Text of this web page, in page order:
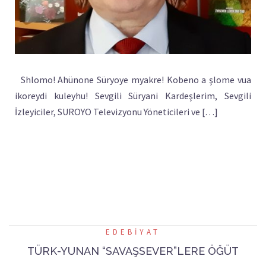
Shlomo! Ahünone Süryoye myakre! Kobeno a şlome vua
ikoreydi kuleyhu! Sevgili Süryani Kardeşlerim, Sevgili
İzleyiciler, SUROYO Televizyonu Yöneticileri ve […]
EDEBIYAT
TÜRK-YUNAN “SAVAŞSEVER”LERE ÖĞÜT